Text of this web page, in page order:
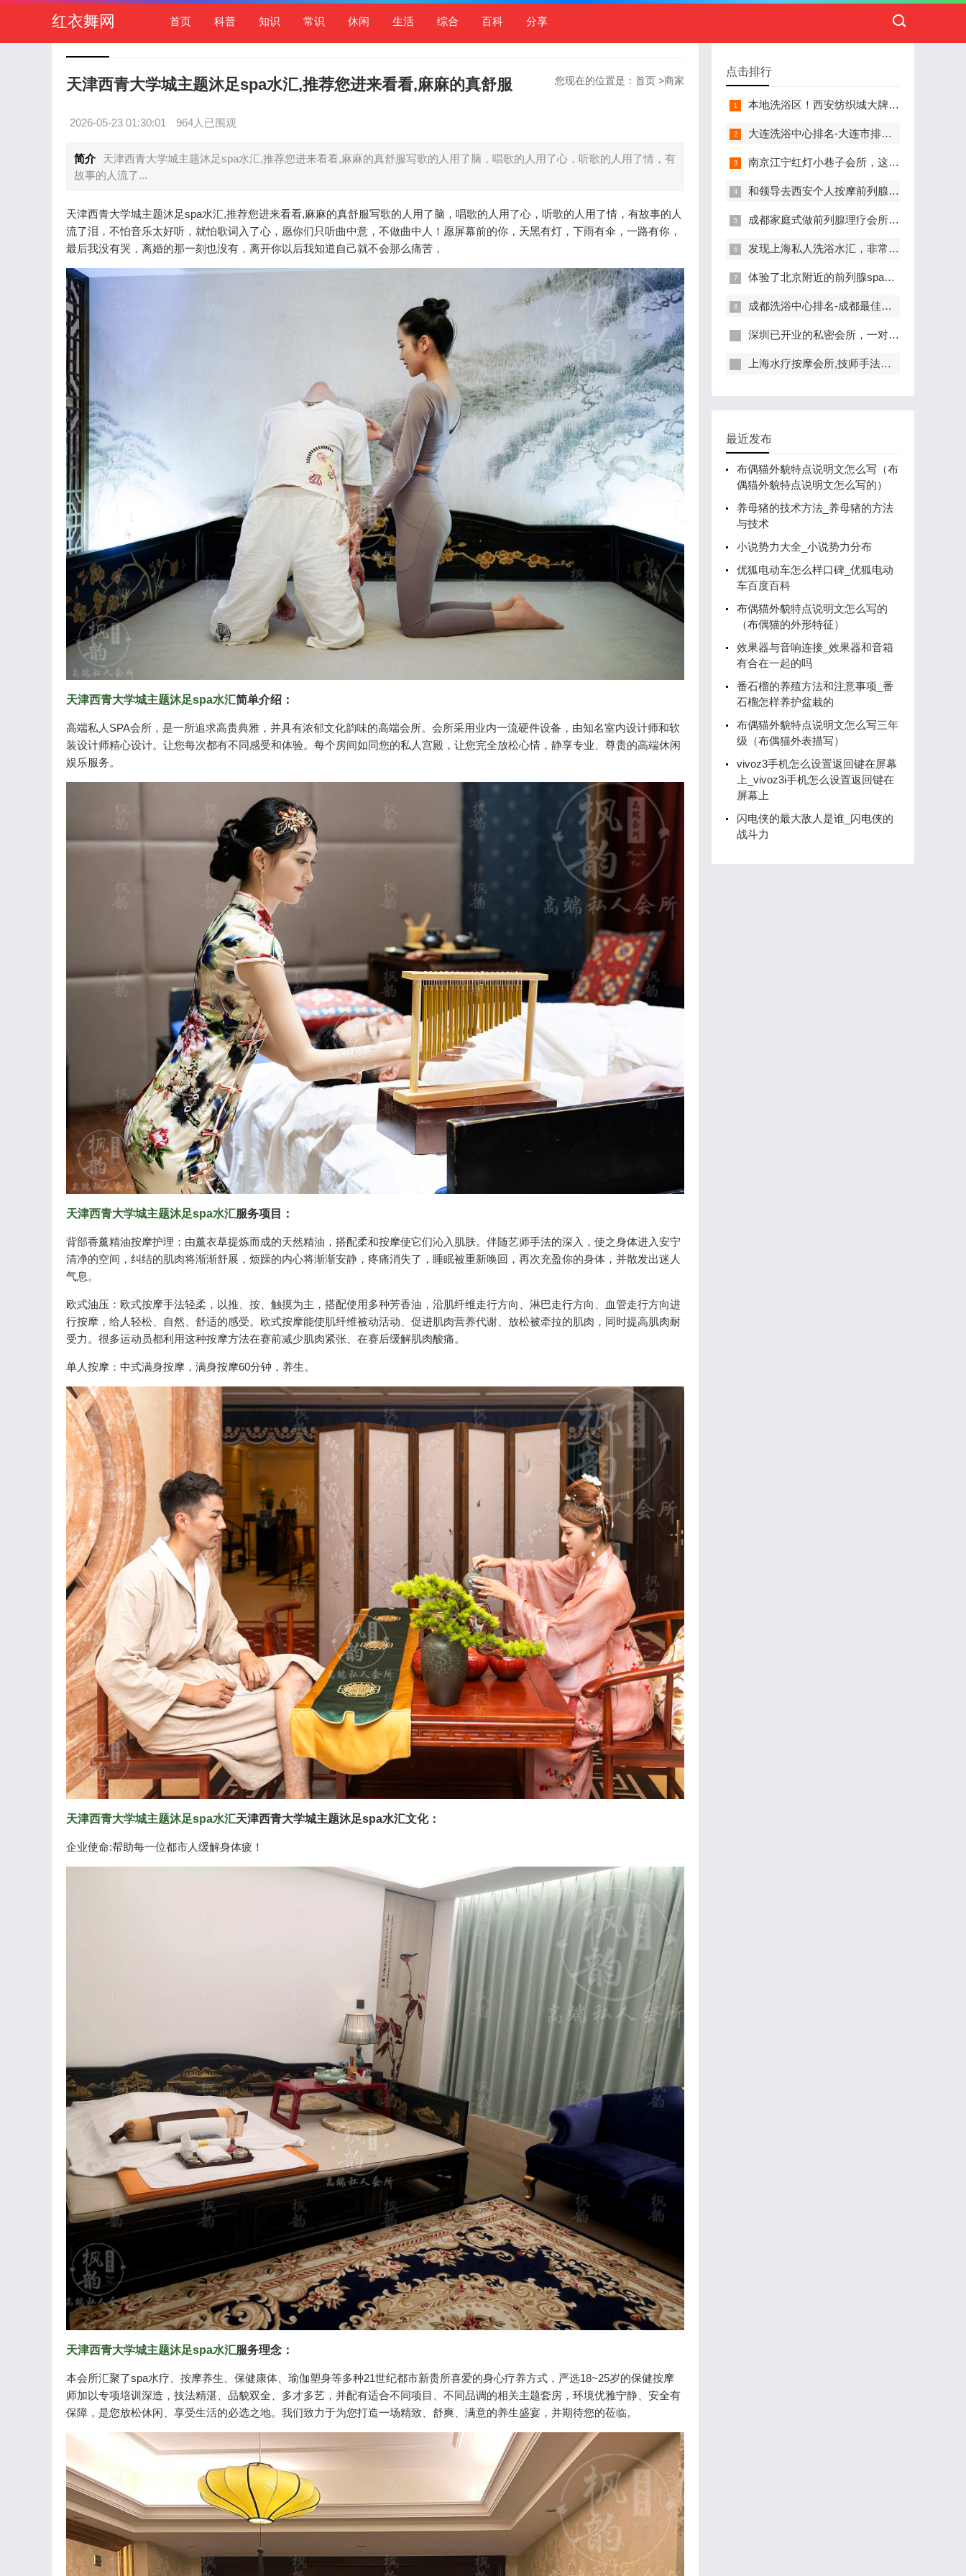
红衣舞网 首页 科普 知识 常识 休闲 生活 综合 百科 分享
您现在的位置是： 首页 >商家
天津西青大学城主题沐足spa水汇,推荐您进来看看,麻麻的真舒服
2026-05-23 01:30:01 964人已围观
简介
天津西青大学城主题沐足spa水汇,推荐您进来看看,麻麻的真舒服写歌的人用了脑，唱歌的人用了心，听歌的人用了情，有
故事的人流了...
天津西青大学城主题沐足spa水汇,推荐您进来看看,麻麻的真舒服写歌的人用了脑，唱歌的人用了心，听歌的人用了情，有故事的人
流了泪，不怕音乐太好听，就怕歌词入了心，愿你们只听曲中意，不做曲中人！愿屏幕前的你，天黑有灯，下雨有伞，一路有你，
最后我没有哭，离婚的那一刻也没有，离开你以后我知道自己就不会那么痛苦，
天津西青大学城主题沐足spa水汇简单介绍：
高端私人SPA会所，是一所追求高贵典雅，并具有浓郁文化韵味的高端会所。会所采用业内一流硬件设备，由知名室内设计师和软
装设计师精心设计。让您每次都有不同感受和体验。每个房间如同您的私人宫殿，让您完全放松心情，静享专业、尊贵的高端休闲
娱乐服务。
天津西青大学城主题沐足spa水汇服务项目：
背部香薰精油按摩护理：由薰衣草提炼而成的天然精油，搭配柔和按摩使它们沁入肌肤。伴随艺师手法的深入，使之身体进入安宁
清净的空间，纠结的肌肉将渐渐舒展，烦躁的内心将渐渐安静，疼痛消失了，睡眠被重新唤回，再次充盈你的身体，并散发出迷人
气息。
欧式油压：欧式按摩手法轻柔，以推、按、触摸为主，搭配使用多种芳香油，沿肌纤维走行方向、淋巴走行方向、血管走行方向进
行按摩，给人轻松、自然、舒适的感受。欧式按摩能使肌纤维被动活动、促进肌肉营养代谢、放松被牵拉的肌肉，同时提高肌肉耐
受力。很多运动员都利用这种按摩方法在赛前减少肌肉紧张、在赛后缓解肌肉酸痛。
单人按摩：中式满身按摩，满身按摩60分钟，养生。
天津西青大学城主题沐足spa水汇天津西青大学城主题沐足spa水汇文化：
企业使命:帮助每一位都市人缓解身体疲！
天津西青大学城主题沐足spa水汇服务理念：
本会所汇聚了spa水疗、按摩养生、保健康体、瑜伽塑身等多种21世纪都市新贵所喜爱的身心疗养方式，严选18~25岁的保健按摩
师加以专项培训深造，技法精湛、品貌双全、多才多艺，并配有适合不同项目、不同品调的相关主题套房，环境优雅宁静、安全有
保障，是您放松休闲、享受生活的必选之地。我们致力于为您打造一场精致、舒爽、满意的养生盛宴，并期待您的莅临。
点击排行
本地洗浴区！西安纺织城大牌精英男子会馆.让你不负此行（新项目)）
大连洗浴中心排名-大连市排名前十的洗浴中心盘点
南京江宁红灯小巷子会所，这里您来了就不想走
和领导去西安个人按摩前列腺私人养生馆，体验一次最舒心的感受
成都家庭式做前列腺理疗会所,按摩按得特别舒服，放松减压的好地方
发现上海私人洗浴水汇，非常值得推荐的一个休闲场所
体验了北京附近的前列腺spa养生馆，刚体验完就忍不住分享出来
成都洗浴中心排名-成都最佳洗浴中心TOP10排名
深圳已开业的私密会所，一对一服务，保证给你带来绝佳体验
上海水疗按摩会所,技师手法专业，休闲度假的好去处
最近发布
布偶猫外貌特点说明文怎么写（布
偶猫外貌特点说明文怎么写的）
养母猪的技术方法_养母猪的方法
与技术
小说势力大全_小说势力分布
优狐电动车怎么样口碑_优狐电动
车百度百科
布偶猫外貌特点说明文怎么写的
（布偶猫的外形特征）
效果器与音响连接_效果器和音箱
有合在一起的吗
番石榴的养殖方法和注意事项_番
石榴怎样养护盆栽的
布偶猫外貌特点说明文怎么写三年
级（布偶猫外表描写）
vivoz3手机怎么设置返回键在屏幕
上_vivoz3i手机怎么设置返回键在
屏幕上
闪电侠的最大敌人是谁_闪电侠的
战斗力